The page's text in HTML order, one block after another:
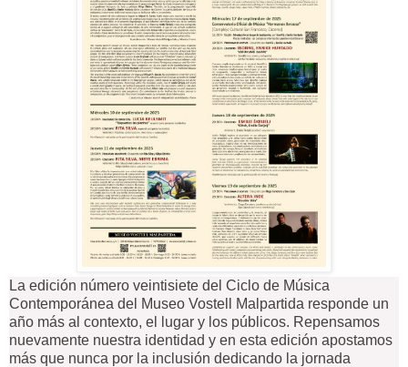
La edición número veintisiete del Ciclo de Música
Contemporánea del Museo Vostell Malpartida responde un
año más al contexto, el lugar y los públicos. Repensamos
nuevamente nuestra identidad y en esta edición apostamos
más que nunca por la inclusión dedicando la jornada